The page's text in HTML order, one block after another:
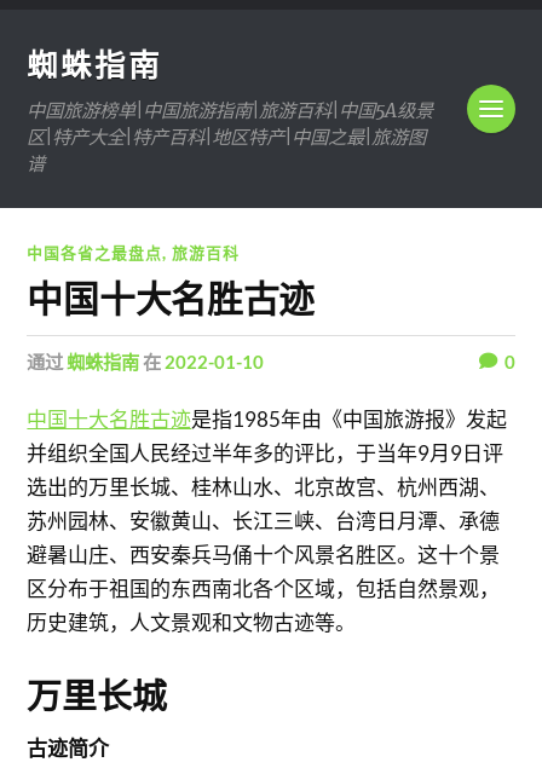
蜘蛛指南
中国旅游榜单|中国旅游指南|旅游百科|中国5A级景
区|特产大全|特产百科|地区特产|中国之最|旅游图
谱
中国各省之最盘点,旅游百科
中国十大名胜古迹
通过蜘蛛指南在 2022-01-10 0
中国十大名胜古迹是指1985年由《中国旅游报》发起
并组织全国人民经过半年多的评比，于当年9月9日评
选出的万里长城、桂林山水、北京故宫、杭州西湖、
苏州园林、安徽黄山、长江三峡、台湾日月潭、承德
避暑山庄、西安秦兵马俑十个风景名胜区。这十个景
区分布于祖国的东西南北各个区域，包括自然景观，
历史建筑，人文景观和文物古迹等。
万里长城
古迹简介